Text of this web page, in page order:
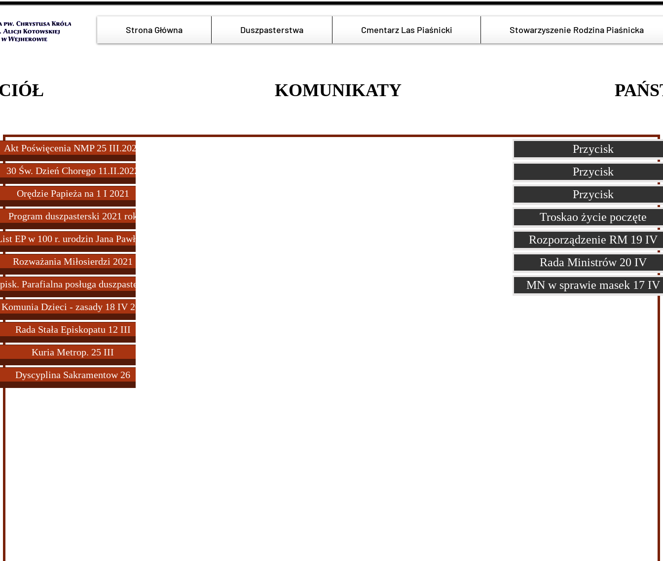
Strona Główna Duszpasterstwa Cmentarz Las Piaśnicki Stowarzyszenie Rodzina Piaśnicka
KOMUNIKATY
Akt Poświęcenia NMP 25 III.2022
30 Św. Dzień Chorego 11.II.2022
Orędzie Papieża na 1 I 2021
Program duszpasterski 2021 rok
EP w 100 r. urodzin Jana Pawła II
Rozważania Miłosierdzi 2021
Parafialna posługa duszpasterska
Dzieci - zasady 18 IV 2020
Rada Stała Episkopatu 12 III
Kuria Metrop. 25 III
Dyscyplina Sakramentow 26
Przycisk
Przycisk
Przycisk
Troskao życie poczęte
Rozporządzenie RM 19 IV
Rada Ministrów 20 IV
MN w sprawie masek 17 IV